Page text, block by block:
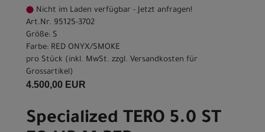
Nicht im Laden verfügbar - Jetzt anfragen!
Art.Nr. 95125-3702
Größe: S
Farbe: RED ONYX/SMOKE
pro Stück (inkl. MwSt. zzgl. Versandkosten für
Grossartikel)
4.500,00 EUR
Specialized TERO 5.0 ST